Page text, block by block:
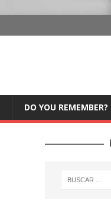
DO YOU REMEMBER?